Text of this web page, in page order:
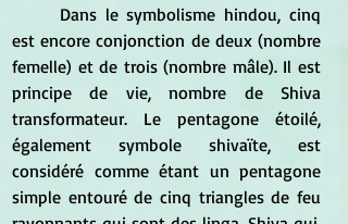
est encore conjonction de deux (nombre
femelle) et de trois (nombre mâle). Il est
principe de vie, nombre de Shiva
transformateur. Le pentagone étoilé,
également symbole shivaïte, est
considéré comme étant un pentagone
simple entouré de cinq triangles de feu